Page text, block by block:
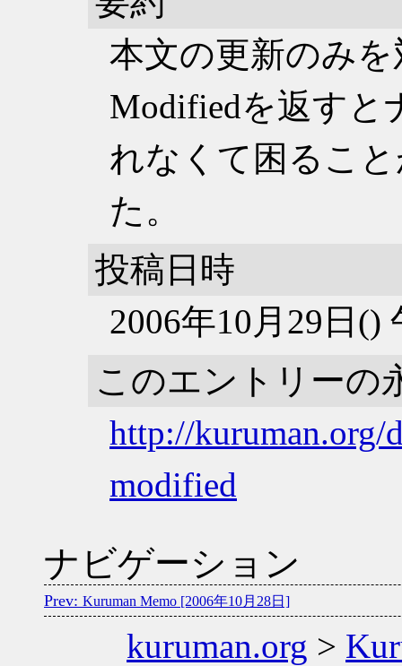
本文の更新のみ
Modifiedを返すと
れなくて困るこ
た。
投稿日時
2006年10月29日()
このエントリーの
http://kuruman.org/
modified
ナビゲーション
Kuruman Memo [2006年10月28日]
kuruman.org >